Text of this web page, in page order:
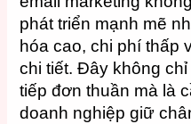
phát triển mạnh mẽ
hóa cao, chi phí thấp
chi tiết. Đây không
tiếp đơn thuần mà là
doanh nghiệp giữ